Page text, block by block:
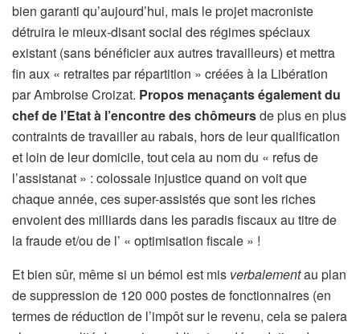
bien garanti qu’aujourd’hui, mais le projet macroniste
détruira le mieux-disant social des régimes spéciaux
existant (sans bénéficier aux autres travailleurs) et mettra
fin aux « retraites par répartition » créées à la Libération
par Ambroise Croizat. Propos menaçants également du
chef de l’Etat à l’encontre des chômeursde plus en plus
contraints de travailler au rabais, hors de leur qualification
et loin de leur domicile, tout cela au nom du « refus de
l’assistanat » : colossale injustice quand on voit que
chaque année, ces super-assistés que sont les riches
envoient des milliards dans les paradis fiscaux au titre de
la fraude et/ou de l’ « optimisation fiscale » !
Et bien sûr, même si un bémol est mis verbalementau plan
de suppression de 120 000 postes de fonctionnaires (en
termes de réduction de l’impôt sur le revenu, cela se paiera